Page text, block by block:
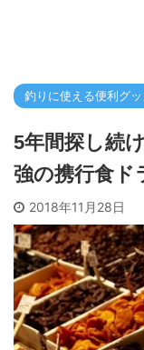
釣りに使える便利グ
5年間探し続
強の携行食ド
2018年11月28日